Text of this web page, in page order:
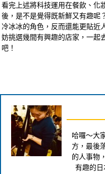
看完上述將科技運用在餐飲、化
後，是不是覺得既新鮮又有趣呢
冷冰冰的角色，反而還能更貼近
妨挑選幾間有興趣的店家，一起
吧！
哈囉～大
方，最後
的人事物
有趣的